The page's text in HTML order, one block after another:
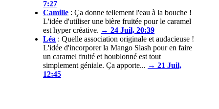
7:27
Camille : Ça donne tellement l'eau à la bouche !
L'idée d'utiliser une bière fruitée pour le caramel
est hyper créative. → 24 Juil, 20:39
Léa : Quelle association originale et audacieuse !
L'idée d'incorporer la Mango Slash pour en faire
un caramel fruité et houblonné est tout
simplement géniale. Ça apporte... → 21 Juil,
12:45